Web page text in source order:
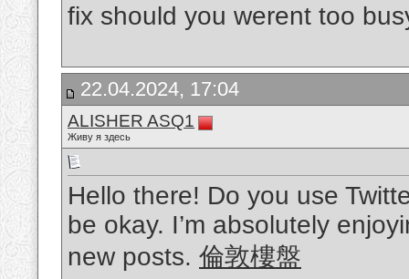
fix should you werent too
22.04.2024, 17:04
ALISHER ASQ1
Живу я здесь
Hello there! Do you use
be okay. I’m absolutely
new posts. 倫敦樓盤